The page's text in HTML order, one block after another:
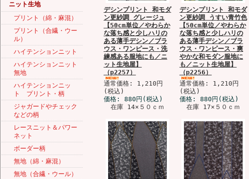
ニット生地
プリント（綿・麻混）
プリント（合繊・ウー
ル）
ハイテンションニット
ハイテンションニット
無地
ハイテンションニッ
ト プリント・柄
ジャガードやチェック
などの柄
レースニット＆パワー
ネット
ボーダー柄
無地（綿・麻混）
無地（合繊・ウール）
デシンプリント 和モダ
ン更紗調 グレージュ
【50cm単位／やわらか
な落ち感と少しハリの
ある薄手デシン／ブラ
ウス・ワンピース・洗
練感ある服地にも／ニ
ット生地屋】
（p2257）
通常価格: 1,210円
(税込)
価格: 880円 (税込)
在庫 14×５０ｃｍ
デシンプリント 和モダ
ン更紗調 うすい青竹色
【50cm単位／やわらか
な落ち感と少しハリの
ある薄手デシン／ブラ
ウス・ワンピース・爽
やかな和モダン服地に
も／ニット生地屋】
（p2256）
通常価格: 1,210円
(税込)
価格: 880円 (税込)
在庫 17×５０ｃｍ